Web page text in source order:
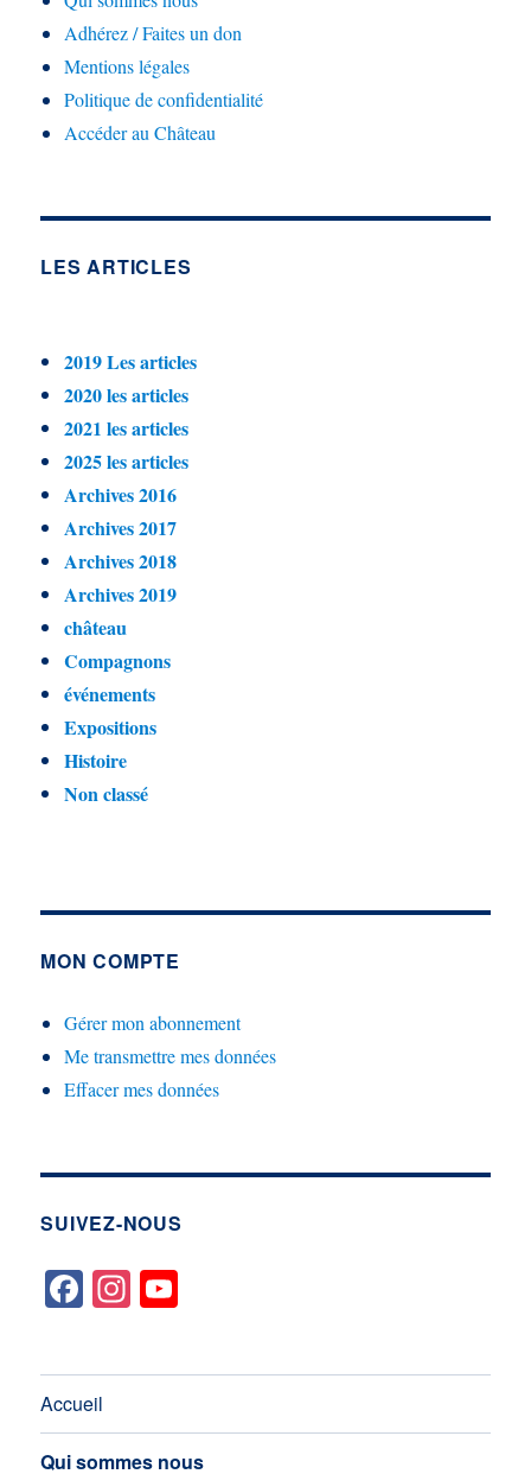
Adhérez / Faites un don
Mentions légales
Politique de confidentialité
Accéder au Château
LES ARTICLES
2019 Les articles
2020 les articles
2021 les articles
2025 les articles
Archives 2016
Archives 2017
Archives 2018
Archives 2019
château
Compagnons
événements
Expositions
Histoire
Non classé
MON COMPTE
Gérer mon abonnement
Me transmettre mes données
Effacer mes données
SUIVEZ-NOUS
Accueil
Qui sommes nous